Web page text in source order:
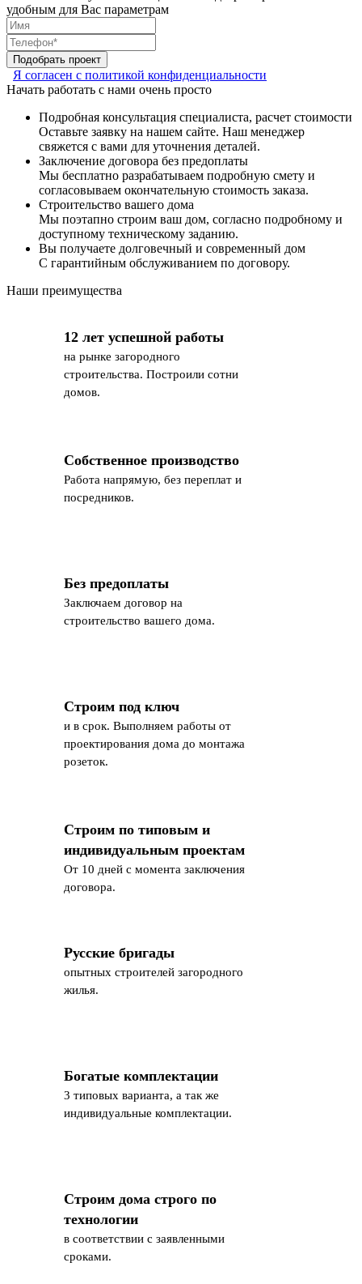
удобным для Вас параметрам
Подобрать проект
Я согласен с политикой конфиденциальности
Начать работать с нами очень просто
Подробная консультация специалиста, расчет стоимости
Оставьте заявку на нашем сайте. Наш менеджер
свяжется с вами для уточнения деталей.
Заключение договора без предоплаты
Мы бесплатно разрабатываем подробную смету и
согласовываем окончательную стоимость заказа.
Строительство вашего дома
Мы поэтапно строим ваш дом, согласно подробному и
доступному техническому заданию.
Вы получаете долговечный и современный дом
С гарантийным обслуживанием по договору.
Наши преимущества
12 лет успешной работы
на рынке загородного
строительства. Построили сотни
домов.
Собственное производство
Работа напрямую, без переплат и
посредников.
Без предоплаты
Заключаем договор на
строительство вашего дома.
Строим под ключ
и в срок. Выполняем работы от
проектирования дома до монтажа
розеток.
Строим по типовым и
индивидуальным проектам
От 10 дней с момента заключения
договора.
Русские бригады
опытных строителей загородного
жилья.
Богатые комплектации
3 типовых варианта, а так же
индивидуальные комплектации.
Строим дома строго по
технологии
в соответствии с заявленными
сроками.